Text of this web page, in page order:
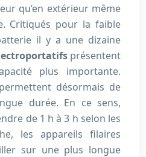
qu’en extérieur même
Critiqués pour la faible
il y a une dizaine
présentent
plus importante.
désormais de
durée. En ce sens,
de 1 h à 3 h selon les
les appareils filaires
sur une plus longue